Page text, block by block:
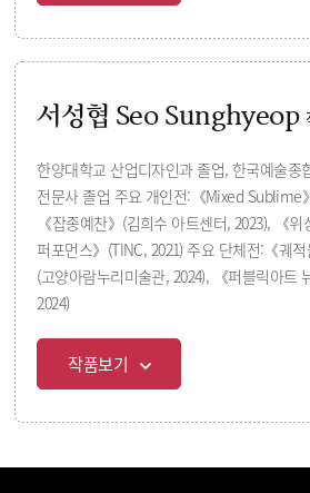
서성협 Seo Sunghyeop
한양대학교 산업디자인과 졸업, 한국예술종
전문사 졸업 주요 개인전:《Mixed Sublime
《잡종예찬》(김희수 아트센터, 2023), 《
퍼포먼스》(TINC, 2021) 주요 단체전:《궤적
(고양아람누리미술관, 2024), 《퍼블릭아트
2024)
작품보기